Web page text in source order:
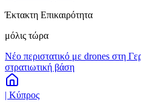
Έκτακτη Επικαιρότητα
μόλις τώρα
Νέο περιστατικό με drones στη
στρατιωτική βάση
| Κύπρος